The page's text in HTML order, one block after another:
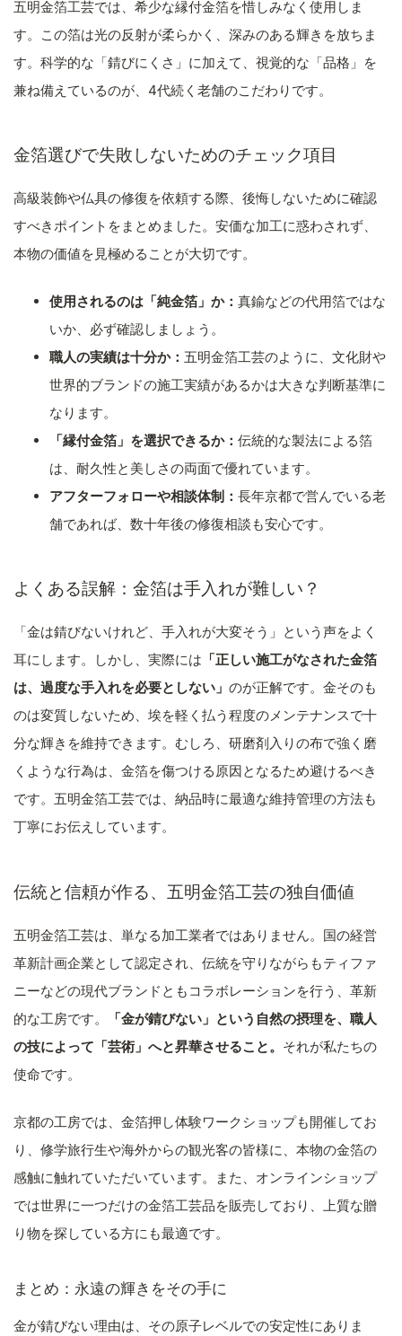
五明金箔工芸では、希少な縁付金箔を惜しみなく使用しま
す。この箔は光の反射が柔らかく、深みのある輝きを放ちま
す。科学的な「錆びにくさ」に加えて、視覚的な「品格」を
兼ね備えているのが、4代続く老舗のこだわりです。
金箔選びで失敗しないためのチェック項目
高級装飾や仏具の修復を依頼する際、後悔しないために確認
すべきポイントをまとめました。安価な加工に惑わされず、
本物の価値を見極めることが大切です。
使用されるのは「純金箔」か： 真鍮などの代用箔ではな
いか、必ず確認しましょう。
職人の実績は十分か： 五明金箔工芸のように、文化財や
世界的ブランドの施工実績があるかは大きな判断基準に
なります。
「縁付金箔」を選択できるか： 伝統的な製法による箔
は、耐久性と美しさの両面で優れています。
アフターフォローや相談体制： 長年京都で営んでいる老
舗であれば、数十年後の修復相談も安心です。
よくある誤解：金箔は手入れが難しい？
「金は錆びないけれど、手入れが大変そう」という声をよく
耳にします。しかし、実際には 「正しい施工がなされた金箔
は、過度な手入れを必要としない」 のが正解です。金そのも
のは変質しないため、埃を軽く払う程度のメンテナンスで十
分な輝きを維持できます。むしろ、研磨剤入りの布で強く磨
くような行為は、金箔を傷つける原因となるため避けるべき
です。五明金箔工芸では、納品時に最適な維持管理の方法も
丁寧にお伝えしています。
伝統と信頼が作る、五明金箔工芸の独自価値
五明金箔工芸は、単なる加工業者ではありません。国の経営
革新計画企業として認定され、伝統を守りながらもティファ
ニーなどの現代ブランドともコラボレーションを行う、革新
的な工房です。
「金が錆びない」という自然の摂理を、職人
の技によって「芸術」へと昇華させること。 それが私たちの
使命です。
京都の工房では、金箔押し体験ワークショップも開催してお
り、修学旅行生や海外からの観光客の皆様に、本物の金箔の
感触に触れていただいています。また、オンラインショップ
では世界に一つだけの金箔工芸品を販売しており、上質な贈
り物を探している方にも最適です。
まとめ：永遠の輝きをその手に
金が錆びない理由は、その原子レベルでの安定性にありま